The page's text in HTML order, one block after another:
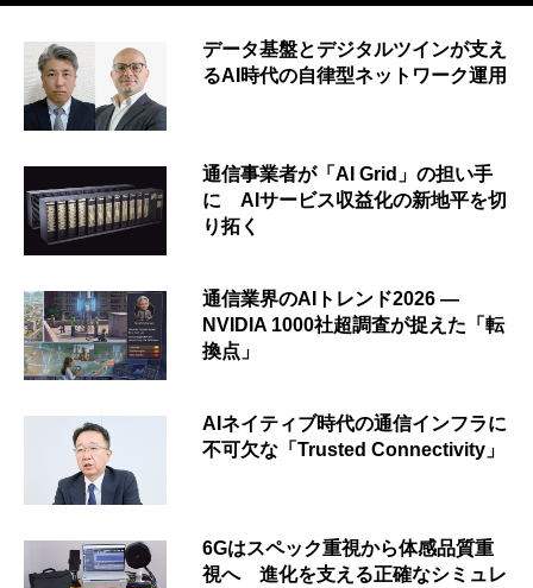
データ基盤とデジタルツインが支え
るAI時代の自律型ネットワーク運用
通信事業者が「AI Grid」の担い手
に AIサービス収益化の新地平を切
り拓く
通信業界のAIトレンド2026 ―
NVIDIA 1000社超調査が捉えた「転
換点」
AIネイティブ時代の通信インフラに
不可欠な「Trusted Connectivity」
6Gはスペック重視から体感品質重
視へ 進化を支える正確なシミュレ